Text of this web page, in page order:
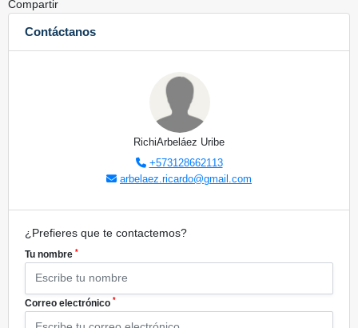
Compartir
Contáctanos
RichiArbeláez Uribe
+573128662113
arbelaez.ricardo@gmail.com
¿Prefieres que te contactemos?
Tu nombre *
Correo electrónico *